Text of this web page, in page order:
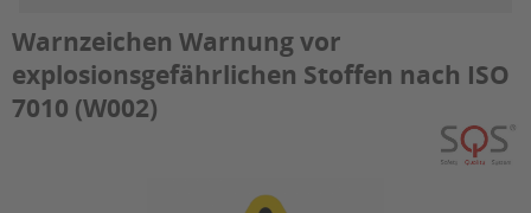
Warnzeichen Warnung vor
explosionsgefährlichen Stoffen nach ISO
7010 (W002)